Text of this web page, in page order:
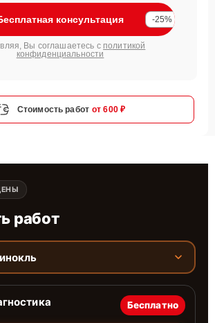
консультация -25%
Вы соглашаетесь с политикой
конфиденциальности
Стоимость работ от 600 ₽
работ
Бесплатно